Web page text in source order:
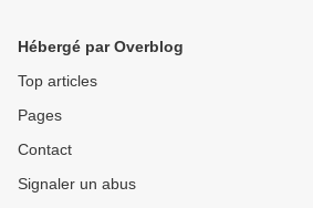
Hébergé par Overblog
Top articles
Pages
Contact
Signaler un abus